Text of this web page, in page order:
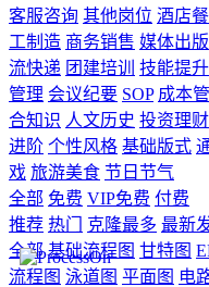
客服咨询 其他岗位 酒店
工制造 商务销售 媒体出版
流快递 团建培训 技能提升
管理 会议纪要 SOP 成本
合知识 人文历史 投资理财
进阶 个性风格 基础版式
戏 旅游美食 节日节气
全部 免费 VIP免费 付费
推荐 热门 克隆最多 最新
全部 基础流程图 甘特图
流程图 泳道图 平面图 电